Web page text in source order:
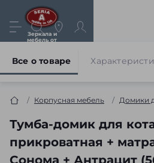
Зеркала и
мебель от
Корпусная мебель Домики
Тумба-домик для
прикроватная +
Сонома + Антрацит
Все о товаре